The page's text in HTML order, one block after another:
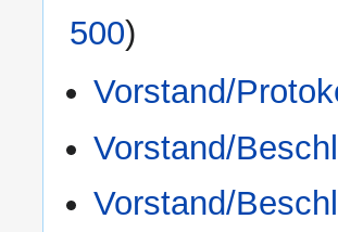
500)
Vorstand/
Vorstand/
Vorstand/